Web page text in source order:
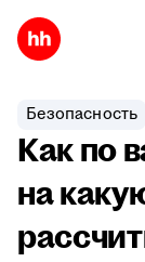
Безопасность
Как по
на